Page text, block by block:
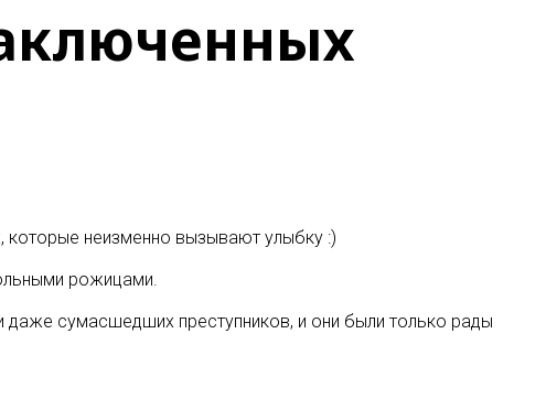
неизменно вызывают улыбку :)
рожицами.
даже сумасшедших преступников, и они были только рады